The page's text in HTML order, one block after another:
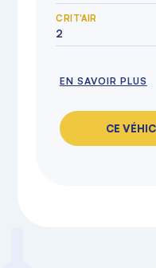
CRIT'AIR
2
EN SAVOIR PLUS
CE